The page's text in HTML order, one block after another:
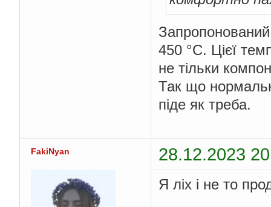
450 °C. Цієї
не тільки
Так що
піде як треба.
FakiNyan 28.12.2023
Я ліх і не то